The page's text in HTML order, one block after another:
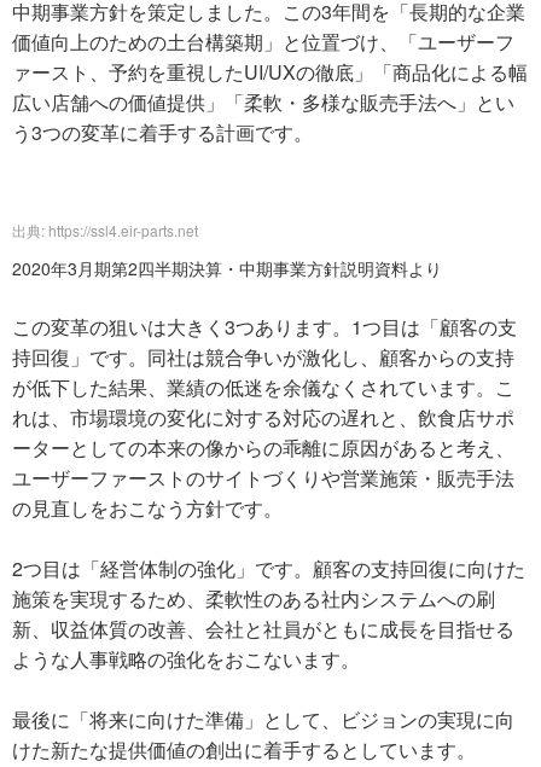
中期事業方針を策定しました。この3年間を「長期的な企業
価値向上のための土台構築期」と位置づけ、「ユーザーフ
ァースト、予約を重視したUI/UXの徹底」「商品化による幅
広い店舗への価値提供」「柔軟・多様な販売手法へ」とい
う3つの変革に着手する計画です。
出典: https://ssl4.eir-parts.net
2020年3月期第2四半期決算・中期事業方針説明資料より
この変革の狙いは大きく3つあります。1つ目は「顧客の支
持回復」です。同社は競合争いが激化し、顧客からの支持
が低下した結果、業績の低迷を余儀なくされています。こ
れは、市場環境の変化に対する対応の遅れと、飲食店サポ
ーターとしての本来の像からの乖離に原因があると考え、
ユーザーファーストのサイトづくりや営業施策・販売手法
の見直しをおこなう方針です。
2つ目は「経営体制の強化」です。顧客の支持回復に向けた
施策を実現するため、柔軟性のある社内システムへの刷
新、収益体質の改善、会社と社員がともに成長を目指せる
ような人事戦略の強化をおこないます。
最後に「将来に向けた準備」として、ビジョンの実現に向
けた新たな提供価値の創出に着手するとしています。